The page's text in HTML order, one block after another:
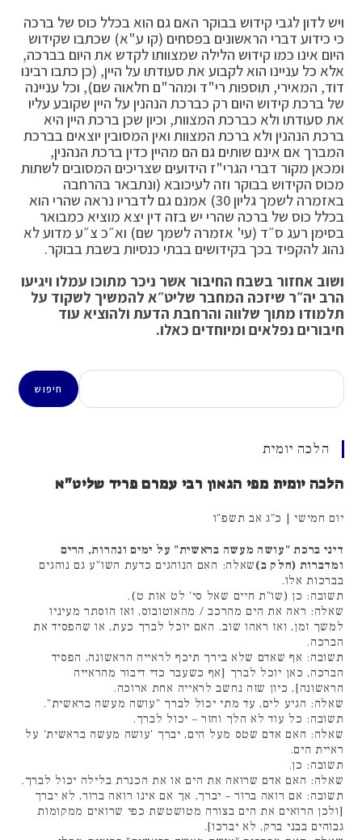
ויש לדון לגבי קידוש בבוקר האם גם הוא בכלל כוס של ברכה
כי כידוע דברי הראשונים בפסחים (קו ע"א) שכתבו שקידוש
היום אינו כמו קידוש הלילה שמצוותו לקדש את היום בברכה,
אלא כל עניינו הוא לקבוע את סעודתו על היין, (כן כתבו רבינו
דוד, המאירי, תוספות רי"ד ומהר"ם חלאוה שם), וכל עניינה
של ברכת קידוש היום רק כברכת הנהנין על היין שקובע עליו
את סעודתו ולא כברכת המצוות, וכיון שכן ברכת היין היא
ברכת הנהנין ולא ברכת המצוות ואין המסובין יוצאים בברכת
המברך אם אינם שותים גם הם מהיין כדין ברכת הנהנין,
ומכאן מקור דברי הגרי"ז הידועים שצריכים המסובים לשתות
מכוס הקידוש בבוקר וזה לעיכובא (ונתבאר בהרחבה
באזמרה לשמך גליון 30) אמנם גם לדבריו נראה שהרי הוא
בכלל כוס של ברכה שהרי יש בזה דין יצא מוציא כמבואר
בסימן רעג ס״ד (עי' אזמרה לשמך שם) וא״כ צ״ע מדוע לא
נהוג להקפיד בכך בקידושים בבתי כנסיות בשבת בבוקר.
ושוב אחזור בשבח החיבור אשר ניכר מתוכו עמלו ויגיעו
הרב יה״ר שיזכה המחבר שליט״א להמשיך לשקוד על
תלמודו מתוך שלווה והרחבת הדעת ולהוציא עוד
חיבורים נפלאים ומיוחדים כאלו.
חיפוש
חיפוש
הלכה יומית
הלכה יומית מפי הגאון רבי עמרם פריד שליט"א
יום חמישי | כ"ג אב תשפ"ו
דיני ברכת "עושה מעשה בראשית" על ימים ונהרות, הרים
ומדברות (חלק ב)שאלה: האם הנוהגים כדעת השו"ע גם נוהגים
בברכות אלו.
תשובה: כן (שו"ת חיים שאל סי' לט אות ט).
שאלה: ראה את הים מהרכב / מהאוטובוס, ואז הוסתר מעיניו
למשך זמן, ואז ראהו שוב. האם יוכל לברך כעת, או שהפסיד את
הברכה.
תשובה: אף שאדם שלא בירך תיכף לראייה הראשונה, הפסיד
הברכה, כאן יוכל לברך [אף כשעבר כדי דיבור מהראייה
הראשונה], כיון שזה נחשב לראייה אחת ארוכה.
שאלה: הגיע לים, עד מתי יכול לברך "עושה מעשה בראשית".
תשובה: כל עוד לא הלך וחזר – יכול לברך.
שאלה: האם אדם שטס מעל הים, יברך 'עושה מעשה בראשית' על
ראיית הים.
תשובה: כן.
שאלה: האם אדם שרואה את הים או את הכנרת בלילה יכול לברך.
תשובה: אם רואה ברור – יברך, אך אם אינו רואה ברור, לא יברך
[ולכן הרואים את הים בצורה מטושטשת כפי שרואים ממקומות
גבוהים בבני ברק, לא יברכו].